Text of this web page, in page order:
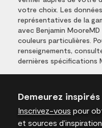
votre choix. Les
représentatives de la
avec Benjamin
couleurs particulières.
renseignements,
dernières spécifications
Demeurez inspirés
Inscrivez-vous pour
et sources d’inspiration.